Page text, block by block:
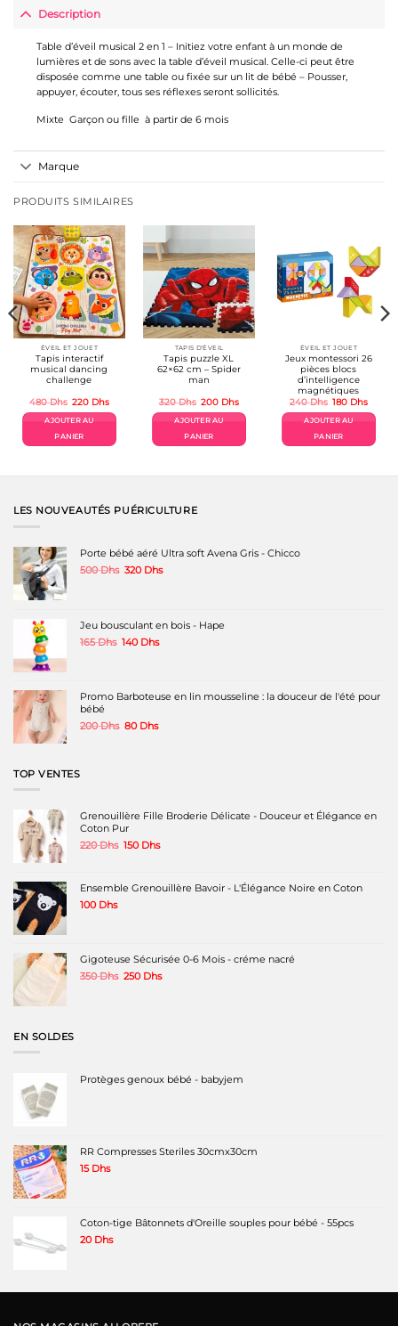
Description
Table d’éveil musical 2 en 1 – Initiez votre enfant à un monde de
lumières et de sons avec la table d’éveil musical. Celle-ci peut être
disposée comme une table ou fixée sur un lit de bébé – Pousser,
appuyer, écouter, tous ses réflexes seront sollicités.
Mixte Garçon ou fille à partir de 6 mois
Marque
PRODUITS SIMILAIRES
ÉVEIL ET JOUET
Tapis interactif
musical dancing
challenge
480Dhs Le
initial
était :
480 Dhs.
220 DhsLe
actuel
AJOUTER AU
PANIER
TAPIS D'ÉVEIL
Tapis puzzle XL
62×62 cm – Spider
man
320Dhs Le
initial
était :
320 Dhs.
200 DhsLe
actuel
AJOUTER AU
PANIER
ÉVEIL ET JOUET
Jeux montessori 26
pièces blocs
d’intelligence
magnétiques
240Dhs Le
initial
était :
240 Dhs.
180 DhsLe
actuel
AJOUTER AU
PANIER
LES NOUVEAUTÉS PUÉRICULTURE
Porte bébé aéré Ultra soft Avena Gris - Chicco
500Dhs Le
500 Dhs.
320 DhsLe
320 Dhs.
Jeu bousculant en bois - Hape
165Dhs Le
165 Dhs.
140 DhsLe
140 Dhs.
Promo Barboteuse en lin mousseline : la douceur de l'été pour
bébé
200Dhs Le
80 DhsLe
TOP VENTES
Grenouillère Fille Broderie Délicate - Douceur et Élégance en
Coton Pur
220Dhs Le
était :
220 Dhs.
150 DhsLe
est :
150 Dhs.
Ensemble Grenouillère Bavoir - L'Élégance Noire en Coton
100 Dhs
Gigoteuse Sécurisée 0-6 Mois - créme nacré
350Dhs Le
250 DhsLe
EN SOLDES
Protèges genoux bébé - babyjem
RR Compresses Steriles 30cmx30cm
15 Dhs
Coton-tige Bâtonnets d'Oreille souples pour bébé - 55pcs
20 Dhs